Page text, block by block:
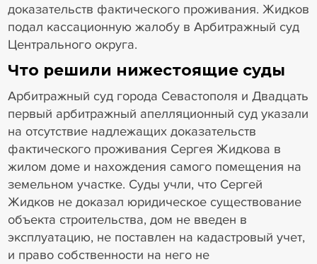
доказательств фактического проживания. Жидков
подал кассационную жалобу в Арбитражный суд
Центрального округа.
Что решили нижестоящие суды
Арбитражный суд города Севастополя и Двадцать
первый арбитражный апелляционный суд указали
на отсутствие надлежащих доказательств
фактического проживания Сергея Жидкова в
жилом доме и нахождения самого помещения на
земельном участке. Суды учли, что Сергей
Жидков не доказал юридическое существование
объекта строительства, дом не введен в
эксплуатацию, не поставлен на кадастровый учет,
и право собственности на него не